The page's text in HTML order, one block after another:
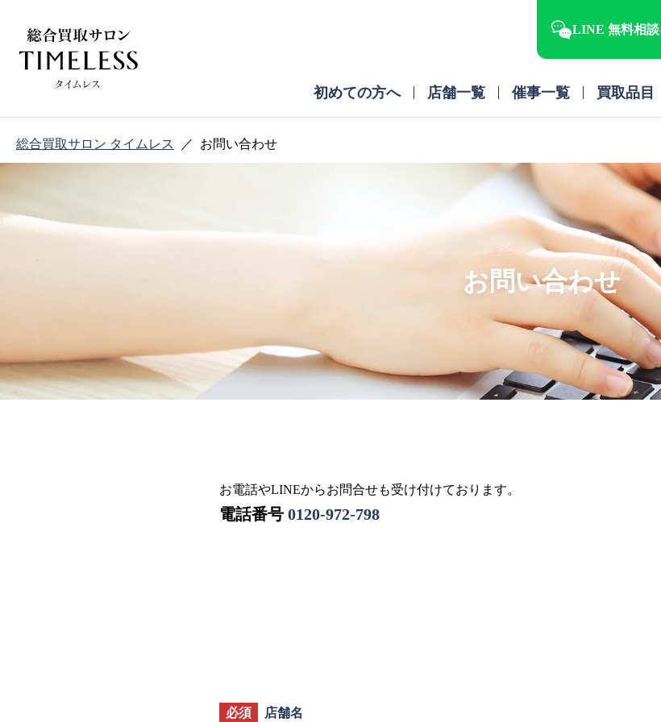
LINE 無料相談
初めての方へ 店舗一覧 催事一覧 買取品目
総合買取サロン タイムレス お問い合わせ
お問い合わせ
お電話やLINEからお問合せも受け付けております。
電話番号 0120-972-798
必須 店舗名